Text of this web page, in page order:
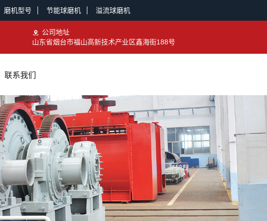
磨机型号 节能球磨机 溢流球磨机
公司地址
山东省烟台市福山高新技术产业区鑫海街188号
联系我们